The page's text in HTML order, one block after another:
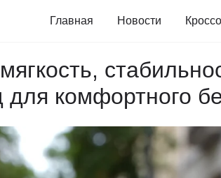
Главная Новости
комфортного